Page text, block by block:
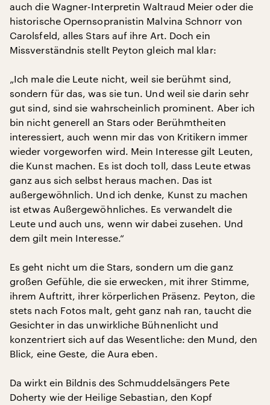
auch die Wagner-Interpretin Waltraud Meier oder die
historische Opernsopranistin Malvina Schnorr von
Carolsfeld, alles Stars auf ihre Art. Doch ein
Missverständnis stellt Peyton gleich mal klar:
„Ich male die Leute nicht, weil sie berühmt sind,
sondern für das, was sie tun. Und weil sie darin sehr
gut sind, sind sie wahrscheinlich prominent. Aber ich
bin nicht generell an Stars oder Berühmtheiten
interessiert, auch wenn mir das von Kritikern immer
wieder vorgeworfen wird. Mein Interesse gilt Leuten,
die Kunst machen. Es ist doch toll, dass Leute etwas
ganz aus sich selbst heraus machen. Das ist
außergewöhnlich. Und ich denke, Kunst zu machen
ist etwas Außergewöhnliches. Es verwandelt die
Leute und auch uns, wenn wir dabei zusehen. Und
dem gilt mein Interesse.“
Es geht nicht um die Stars, sondern um die ganz
großen Gefühle, die sie erwecken, mit ihrer Stimme,
ihrem Auftritt, ihrer körperlichen Präsenz. Peyton, die
stets nach Fotos malt, geht ganz nah ran, taucht die
Gesichter in das unwirkliche Bühnenlicht und
konzentriert sich auf das Wesentliche: den Mund, den
Blick, eine Geste, die Aura eben.
Da wirkt ein Bildnis des Schmuddelsängers Pete
Doherty wie der Heilige Sebastian, den Kopf